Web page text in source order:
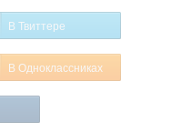
В Твиттере
В Одноклассниках